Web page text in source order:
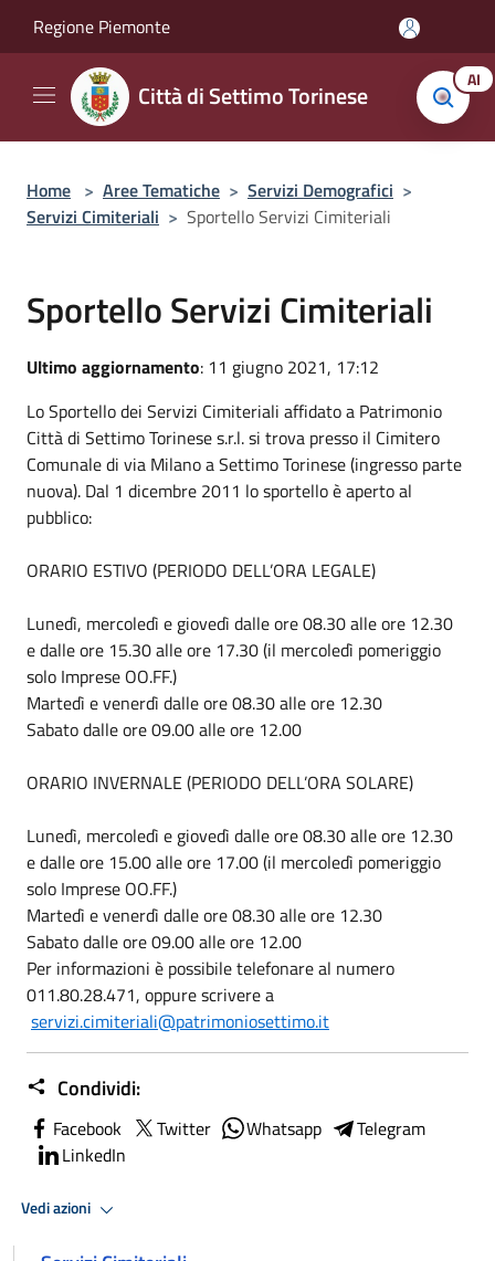
Regione Piemonte
Città di Settimo Torinese AI
Home > Aree Tematiche > Servizi Demografici >
Servizi Cimiteriali > Sportello Servizi Cimiteriali
Sportello Servizi Cimiteriali
Ultimo aggiornamento: 11 giugno 2021, 17:12
Lo Sportello dei Servizi Cimiteriali affidato a Patrimonio
Città di Settimo Torinese s.r.l. si trova presso il Cimitero
Comunale di via Milano a Settimo Torinese (ingresso parte
nuova). Dal 1 dicembre 2011 lo sportello è aperto al
pubblico:
ORARIO ESTIVO (PERIODO DELL’ORA LEGALE)
Lunedì, mercoledì e giovedì dalle ore 08.30 alle ore 12.30
e dalle ore 15.30 alle ore 17.30 (il mercoledì pomeriggio
solo Imprese OO.FF.)
Martedì e venerdì dalle ore 08.30 alle ore 12.30
Sabato dalle ore 09.00 alle ore 12.00
ORARIO INVERNALE (PERIODO DELL’ORA SOLARE)
Lunedì, mercoledì e giovedì dalle ore 08.30 alle ore 12.30
e dalle ore 15.00 alle ore 17.00 (il mercoledì pomeriggio
solo Imprese OO.FF.)
Martedì e venerdì dalle ore 08.30 alle ore 12.30
Sabato dalle ore 09.00 alle ore 12.00
Per informazioni è possibile telefonare al numero
011.80.28.471, oppure scrivere a
servizi.cimiteriali@patrimoniosettimo.it
Condividi:
Facebook Twitter Whatsapp
Telegram
LinkedIn
Vedi azioni